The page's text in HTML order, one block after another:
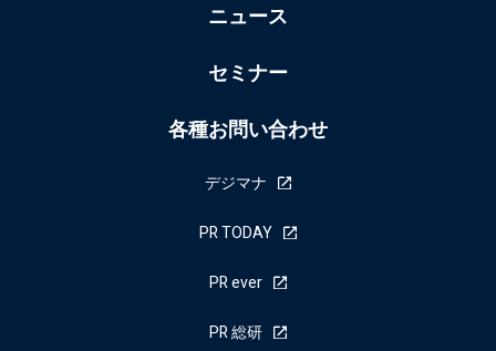
ニュース
セミナー
各種お問い合わせ
デジマナ
PR TODAY
PR ever
PR 総研